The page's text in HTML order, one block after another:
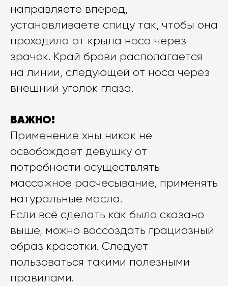
направляете вперед,
устанавливаете спицу так, чтобы она
проходила от крыла носа через
зрачок. Край брови располагается
на линии, следующей от носа через
внешний уголок глаза.
ВАЖНО!
Применение хны никак не
освобождает девушку от
потребности осуществлять
массажное расчесывание, применять
натуральные масла.
Если всё сделать как было сказано
выше, можно воссоздать грациозный
образ красотки. Следует
пользоваться такими полезными
правилами.